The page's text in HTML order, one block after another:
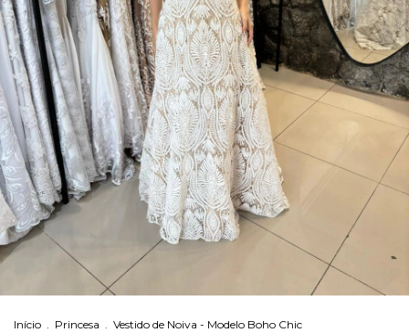
Início . Princesa . Vestido de Noiva - Modelo Boho Chic